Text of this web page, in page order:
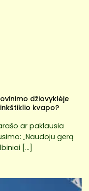
džiovyklėje
kvapo?
ar paklausia
„Naudoju gerą
[...]